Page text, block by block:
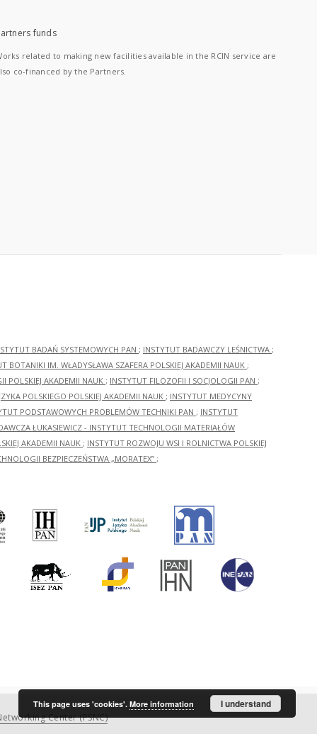
funds
related to making new facilities available in the RCIN service are
co-financed by the Partners.
BADAŃ SYSTEMOWYCH PAN ; INSTYTUT BADAWCZY LEŚNICTWA ;
BOTANIKI IM. WŁADYSŁAWA SZAFERA POLSKIEJ AKADEMII NAUK ;
POLSKIEJ AKADEMII NAUK ; INSTYTUT FILOZOFII I SOCJOLOGII PAN ;
POLSKIEGO POLSKIEJ AKADEMII NAUK ; INSTYTUT MEDYCYNY
PODSTAWOWYCH PROBLEMÓW TECHNIKI PAN ; INSTYTUT
ŁUKASIEWICZ - INSTYTUT TECHNOLOGII MATERIAŁÓW
AKADEMII NAUK ; INSTYTUT ROZWOJU WSI I ROLNICTWA POLSKIEJ
BEZPIECZEŃSTWA „MORATEX” ;
Center (PSNC)
This page uses 'cookies'. More information I understand